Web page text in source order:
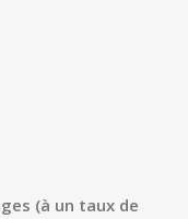
(à un taux de